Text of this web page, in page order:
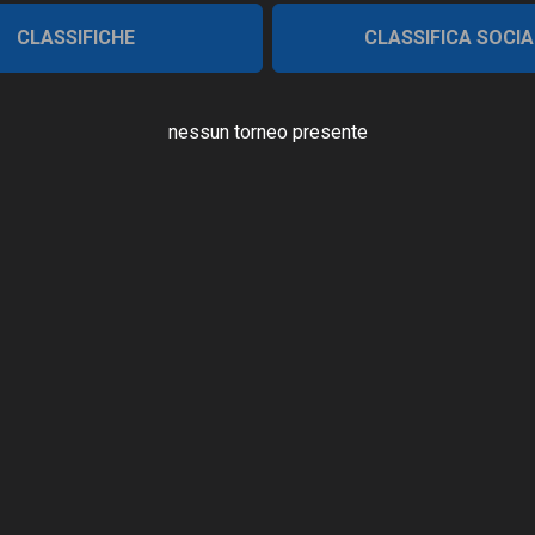
CLASSIFICHE CLASSIFICA
nessun torneo presente